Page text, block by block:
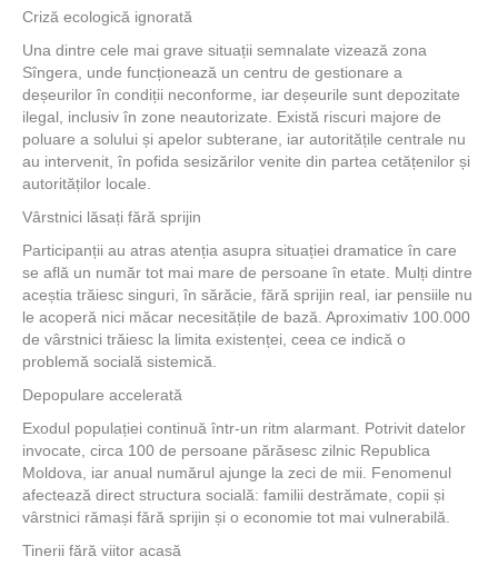
Criză ecologică ignorată
Una dintre cele mai grave situații semnalate vizează zona
Sîngera, unde funcționează un centru de gestionare a
deșeurilor în condiții neconforme, iar deșeurile sunt depozitate
ilegal, inclusiv în zone neautorizate. Există riscuri majore de
poluare a solului și apelor subterane, iar autoritățile centrale nu
au intervenit, în pofida sesizărilor venite din partea cetățenilor și
autorităților locale.
Vârstnici lăsați fără sprijin
Participanții au atras atenția asupra situației dramatice în care
se află un număr tot mai mare de persoane în etate. Mulți dintre
aceștia trăiesc singuri, în sărăcie, fără sprijin real, iar pensiile nu
le acoperă nici măcar necesitățile de bază. Aproximativ 100.000
de vârstnici trăiesc la limita existenței, ceea ce indică o
problemă socială sistemică.
Depopulare accelerată
Exodul populației continuă într-un ritm alarmant. Potrivit datelor
invocate, circa 100 de persoane părăsesc zilnic Republica
Moldova, iar anual numărul ajunge la zeci de mii. Fenomenul
afectează direct structura socială: familii destrămate, copii și
vârstnici rămași fără sprijin și o economie tot mai vulnerabilă.
Tinerii fără viitor acasă